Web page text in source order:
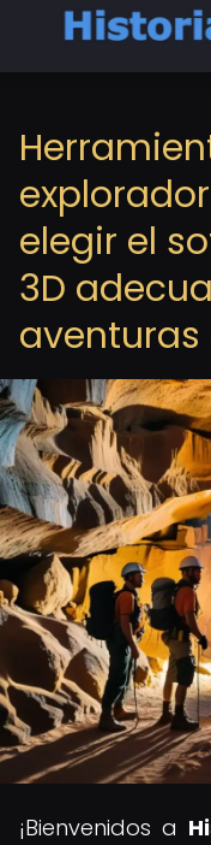
elegir el
3D
¡Bienvenidos a